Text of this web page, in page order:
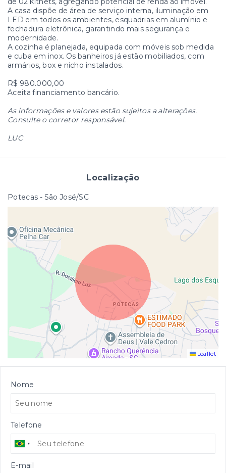
A casa dispõe de área de serviço interna, iluminação em
LED em todos os ambientes, esquadrias em alumínio e
fechadura eletrônica, garantindo mais segurança e
modernidade.
A cozinha é planejada, equipada com móveis sob medida
e cuba em inox. Os banheiros já estão mobiliados, com
armários, box e nicho instalados.
R$ 980.000,00
Aceita financiamento bancário.
As informações e valores estão sujeitos a alterações.
Consulte o corretor responsável.
LUC
Localização
Potecas - São José/SC
Leaflet
Nome
Telefone
E-mail